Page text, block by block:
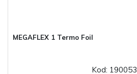
MEGAFLEX 1 Termo Foil
Kod: 190053